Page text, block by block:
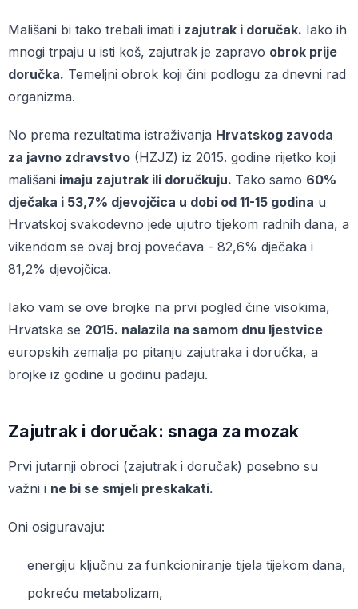
Mališani bi tako trebali imati i zajutrak i doručak. Iako ih
mnogi trpaju u isti koš, zajutrak je zapravo obrok prije
doručka. Temeljni obrok koji čini podlogu za dnevni rad
organizma.
No prema rezultatima istraživanja Hrvatskog zavoda
za javno zdravstvo (HZJZ) iz 2015. godine rijetko koji
mališani imaju zajutrak ili doručkuju. Tako samo 60%
dječaka i 53,7% djevojčica u dobi od 11-15 godina u
Hrvatskoj svakodevno jede ujutro tijekom radnih dana, a
vikendom se ovaj broj povećava - 82,6% dječaka i
81,2% djevojčica.
Iako vam se ove brojke na prvi pogled čine visokima,
Hrvatska se 2015. nalazila na samom dnu ljestvice
europskih zemalja po pitanju zajutraka i doručka, a
brojke iz godine u godinu padaju.
Zajutrak i doručak: snaga za mozak
Prvi jutarnji obroci (zajutrak i doručak) posebno su
važni i ne bi se smjeli preskakati.
Oni osiguravaju:
energiju ključnu za funkcioniranje tijela tijekom dana,
pokreću metabolizam,